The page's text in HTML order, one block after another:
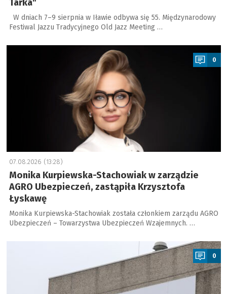
Tarka"
W dniach 7–9 sierpnia w Iławie odbywa się 55. Międzynarodowy
Festiwal Jazzu Tradycyjnego Old Jazz Meeting …
a
0
07.08.2026 (13:28)
Monika Kurpiewska-Stachowiak w zarządzie
AGRO Ubezpieczeń, zastąpiła Krzysztofa
Łyskawę
Monika Kurpiewska-Stachowiak została członkiem zarządu AGRO
Ubezpieczeń – Towarzystwa Ubezpieczeń Wzajemnych. …
0